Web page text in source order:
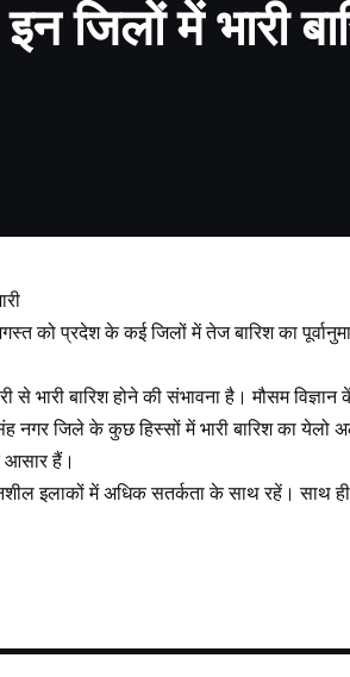
जिलों में भारी
को प्रदेश के कई जिलों में तेज बारिश का
भारी बारिश होने की संभावना है। मौसम
नगर जिले के कुछ हिस्सों में भारी बारिश का येलो
आसार हैं।
इलाकों में अधिक सतर्कता के साथ रहें। साथ